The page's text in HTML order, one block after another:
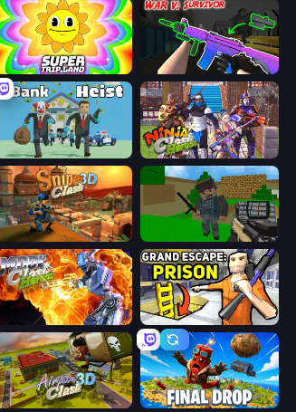
SuperTrip.Land War V: Survivor
Bank Heist Ninja Clash Heroes
Sniper Clash 3D Crazy Pixel Apocalypse
Moon Clash Heroes Grand Escape: Prison
Airport Clash 3D Final Drop